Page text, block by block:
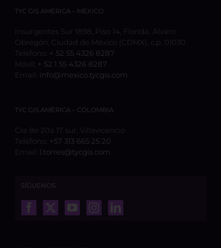
TYC GIS AMÉRICA – MÉXICO
Insurgentes Sur 1898, Piso 14, Florida, Álvaro
Obregón, Ciudad de México (CDMX), c.p. 01030
Teléfono: + 52 55 4326 8287
Móvil: + 52 1 55 4326 8287
Email: info@mexico.tycgis.com
TYC GIS AMÉRICA – COLOMBIA
Cra 8e 20a 17 sur, Villavicencio
Teléfono: +57 313 665 25 20
Email:
l.torres@tycgis.com
SÍGUENOS